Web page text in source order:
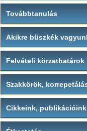
Továbbtanulás
Akikre büszkék
Felvételi körzethatárok
Szakkörök,
Cikkeink, publikációink